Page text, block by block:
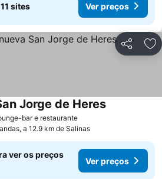
11 sites Ver preços
Partilhar
bar e restaurante
Jorge de Heres
a 12.9 km de Salinas
ver os preços
Ver preços